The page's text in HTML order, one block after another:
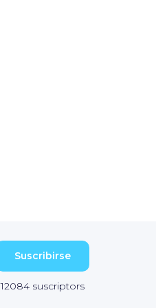
Suscribirse
12084 suscriptors